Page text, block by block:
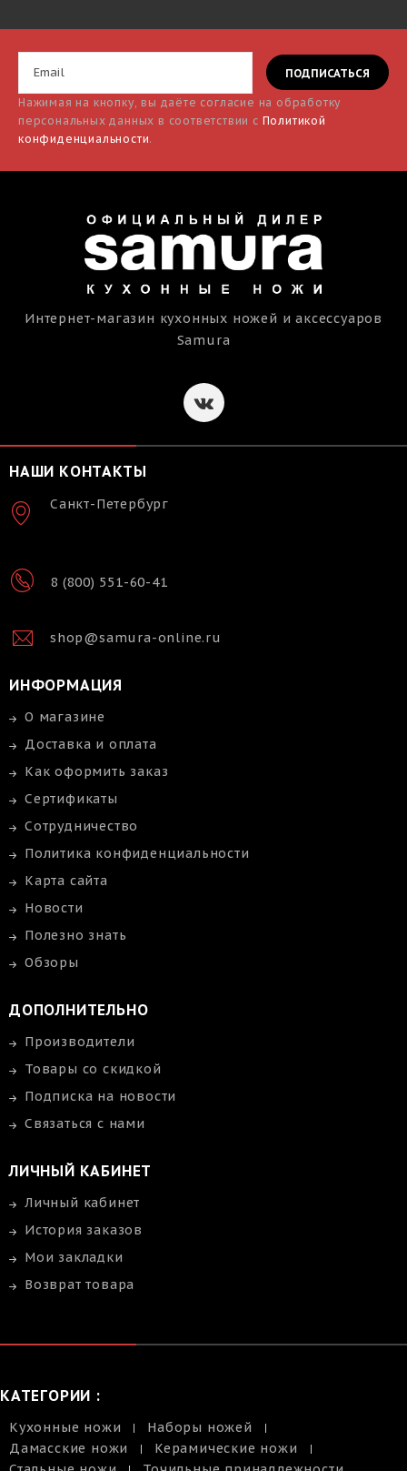
Нажимая на кнопку, вы даёте согласие на обработку
персональных данных в соответствии с Политикой
конфиденциальности.
Интернет-магазин кухонных ножей и аксессуаров
Samura
НАШИ КОНТАКТЫ
Санкт-Петербург
8 (800) 551-60-41
shop@samura-online.ru
ИНФОРМАЦИЯ
О магазине
Доставка и оплата
Как оформить заказ
Сертификаты
Сотрудничество
Политика конфиденциальности
Карта сайта
Новости
Полезно знать
Обзоры
ДОПОЛНИТЕЛЬНО
Производители
Товары со скидкой
Подписка на новости
Связаться с нами
ЛИЧНЫЙ КАБИНЕТ
Личный кабинет
История заказов
Мои закладки
Возврат товара
КАТЕГОРИИ :
Кухонные ножи
Наборы ножей
Дамасские ножи
Керамические ножи